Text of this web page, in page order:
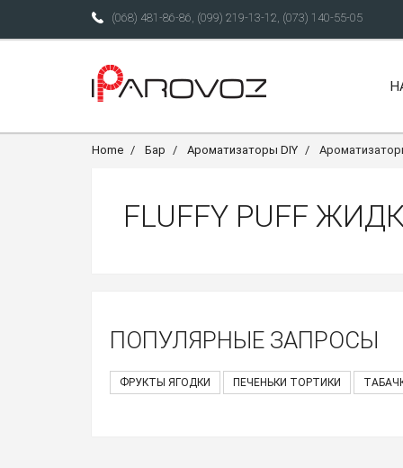
(068) 481-86-86, (099) 219-13-12, (073) 140-55-05
Home Бар Ароматизаторы DIY
FLUFFY PUFF
ПОПУЛЯРНЫЕ ЗАПРОСЫ
ФРУКТЫ ЯГОДКИ ПЕЧЕНЬКИ ТОРТИКИ